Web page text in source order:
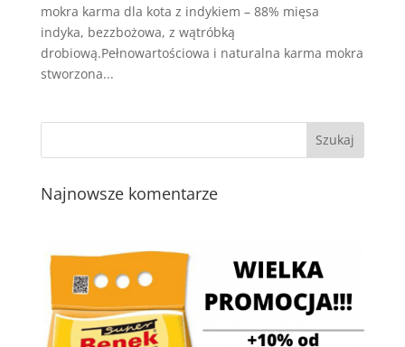
mokra karma dla kota z indykiem – 88% mięsa
indyka, bezzbożowa, z wątróbką
drobiową.Pełnowartościowa i naturalna karma mokra
stworzona...
Najnowsze komentarze